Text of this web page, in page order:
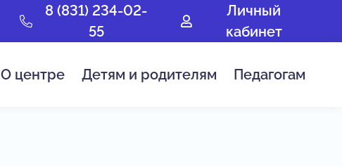
8 (831) 234-02-
55
Личный
кабинет
О центре Детям и родителям Педагогам